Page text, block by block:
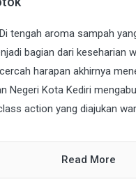
tengah aroma sampah
bagian dari keseharian
harapan akhirnya
Negeri Kota Kediri
action yang diajukan
Read More